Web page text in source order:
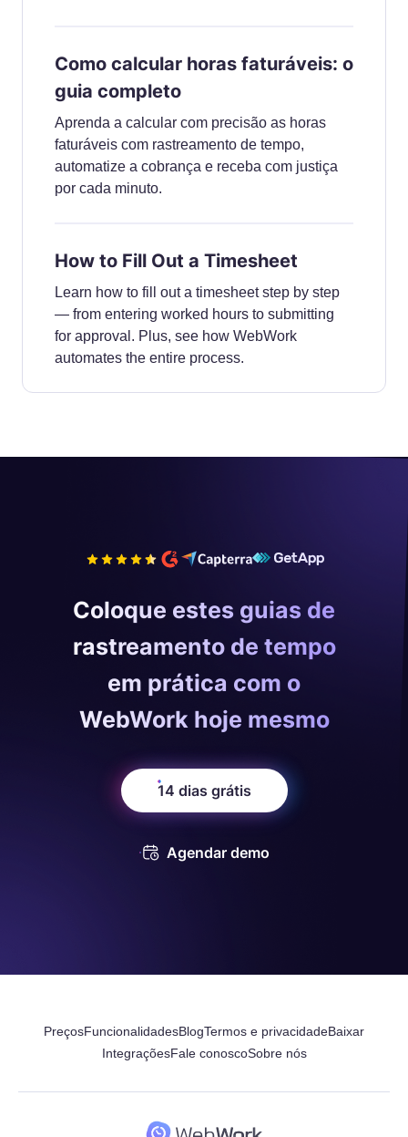
Como calcular horas faturáveis: o
guia completo
Aprenda a calcular com precisão as horas
faturáveis com rastreamento de tempo,
automatize a cobrança e receba com justiça
por cada minuto.
How to Fill Out a Timesheet
Learn how to fill out a timesheet step by step
— from entering worked hours to submitting
for approval. Plus, see how WebWork
automates the entire process.
Coloque estes guias de
rastreamento de tempo
em prática com o
WebWork hoje mesmo
14 dias grátis
Agendar demo
PreçosFuncionalidadesBlogTermos e privacidadeBaixar
IntegraçõesFale conoscoSobre nós